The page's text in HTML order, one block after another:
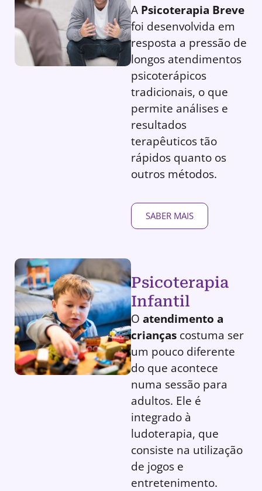
A Psicoterapia Breve
foi desenvolvida em
resposta a pressão de
longos atendimentos
psicoterápicos
tradicionais, o que
permite análises e
resultados
terapêuticos tão
rápidos quanto os
outros métodos.
SABER MAIS
Psicoterapia
Infantil
O atendimento a
crianças costuma ser
um pouco diferente
do que acontece
numa sessão para
adultos. Ele é
integrado à
ludoterapia, que
consiste na utilização
de jogos e
entretenimento.